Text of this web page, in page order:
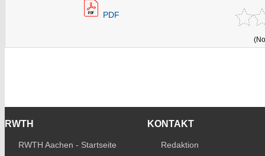
PDF
RWTH
RWTH Aachen - Startseite
KONTAKT
Redaktion